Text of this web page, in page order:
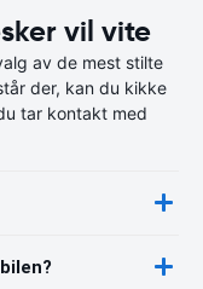
vil vite
av de mest stilte
der, kan du kikke
tar kontakt med